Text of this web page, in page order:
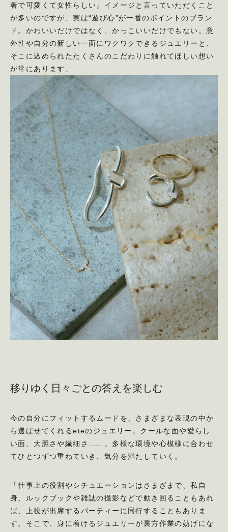
奢で可愛くて女性らしい』イメージと言っていただくこと
が多いのですが、実は“遊び心”が一番のポイントのブラン
ド。かわいいだけではなく、かっこいいだけでもない。意
外性や自分の新しい一面にワクワクできるジュエリーと、
そこに込められたたくさんのこだわりに触れてほしい想い
が常にあります」
移りゆく日々ごとの答えを楽しむ
今の自分にフィットするムードを、さまざまな表現の中か
ら選ばせてくれるeteのジュエリー。クールな面や愛らし
い面、大胆さや繊細さ……。多様な環境や心模様に合わせ
てひとつずつ重ねていき、気分を満たしていく。
「仕事上の役割やシチュエーションはさまざまで、私自
身、ルックブックや雑誌の撮影などで動き回ることもあれ
ば、上役が出席するパーティーに同行することもありま
す。そこで、身に着けるジュエリーが裏方作業の妨げにな